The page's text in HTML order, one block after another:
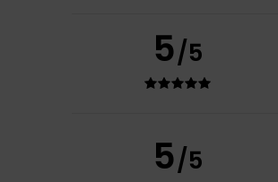
5/5
5/5